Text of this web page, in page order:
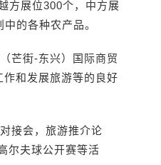
方展位300个，中方展
的各种农产品。
芒街-东兴）国际商贸
和发展旅游等的良好
接会，旅游推介论
尔夫球公开赛等活